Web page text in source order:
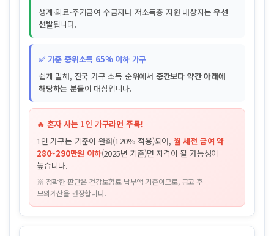
생계·의료·주거급여 수급자나 저소득층 지원 대상자는우선
선발됩니다.
✅ 기준 중위소득 65% 이하 가구
쉽게 말해, 전국 가구 소득 순위에서 중간보다 약간 아래에
해당하는 분들이 대상입니다.
🔥 혼자 사는 1인 가구라면 주목!
1인 가구는 기준이 완화(120% 적용)되어, 월 세전 급여 약
280~290만원 이하(2025년 기준)면 자격이 될 가능성이
높습니다.
※ 정확한 판단은 건강보험료 납부액 기준이므로, 공고 후
모의계산을 권장합니다.